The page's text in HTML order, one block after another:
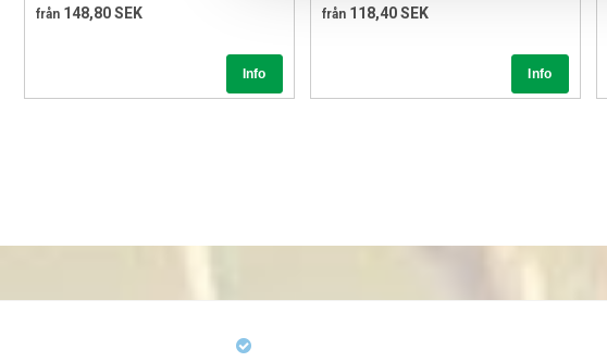
från 148,80 SEK
från118,40 SEK